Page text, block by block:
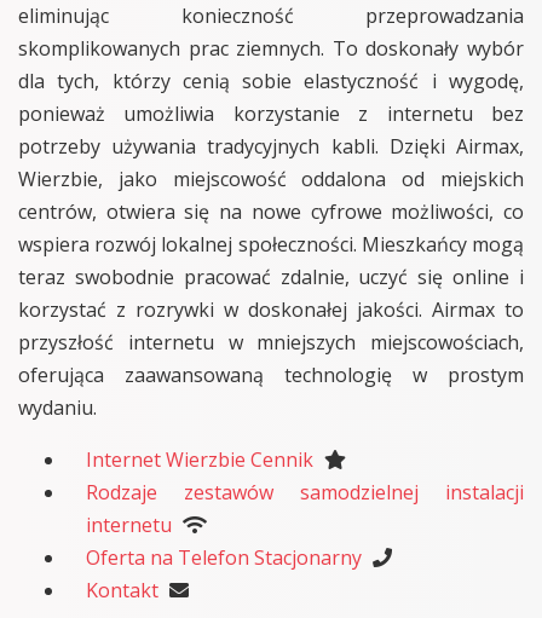
eliminując konieczność przeprowadzania
skomplikowanych prac ziemnych. To doskonały wybór
dla tych, którzy cenią sobie elastyczność i wygodę,
ponieważ umożliwia korzystanie z internetu bez
potrzeby używania tradycyjnych kabli. Dzięki Airmax,
Wierzbie, jako miejscowość oddalona od miejskich
centrów, otwiera się na nowe cyfrowe możliwości, co
wspiera rozwój lokalnej społeczności. Mieszkańcy mogą
teraz swobodnie pracować zdalnie, uczyć się online i
korzystać z rozrywki w doskonałej jakości. Airmax to
przyszłość internetu w mniejszych miejscowościach,
oferująca zaawansowaną technologię w prostym
wydaniu.
Internet Wierzbie Cennik
Rodzaje zestawów samodzielnej instalacji
internetu
Oferta na Telefon Stacjonarny
Kontakt